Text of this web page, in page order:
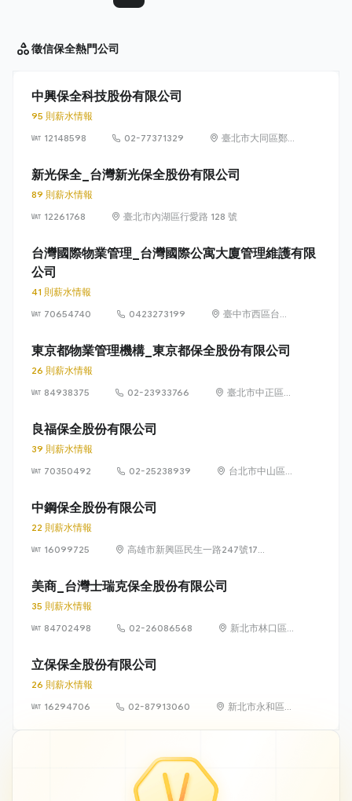
徵信保全熱門公司
中興保全科技股份有限公司
95 則薪水情報
12148598
02-77371329
臺北市大同區鄭
及 7 樓
新光保全_台灣新光保全股份有限公司
89 則薪水情報
12261768
臺北市內湖區行愛路 128 號
台灣國際物業管理_台灣國際公寓大廈管理維護有限
公司
41 則薪水情報
70654740
0423273199
臺中市西區台灣
7 樓之 4
東京都物業管理機構_東京都保全股份有限公司
26 則薪水情報
84938375
02-23933766
臺北市中正區忠
良福保全股份有限公司
39 則薪水情報
70350492
02-25238939
台北市中山區南
中鋼保全股份有限公司
22 則薪水情報
16099725
高雄市新興區民生一路247號17樓
美商_台灣士瑞克保全股份有限公司
35 則薪水情報
84702498
02-26086568
新北市林口區
立保保全股份有限公司
26 則薪水情報
16294706
02-87913060
新北市永和區保